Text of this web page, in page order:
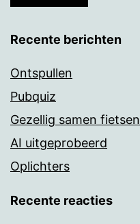
Recente berichten
Ontspullen
Pubquiz
Gezellig samen fietsen
AI uitgeprobeerd
Oplichters
Recente reacties